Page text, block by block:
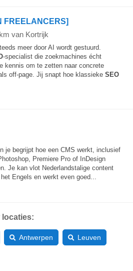
FREELANCERS]
van Kortrijk
meer door AI wordt gestuurd.
-specialist die zoekmachines écht
kennis om te zetten naar concrete
off-page. Jij snapt hoe klassieke SEO
je begrijpt hoe een CMS werkt, inclusief
Premiere Pro of InDesign
Je kan vlot Nederlandstalige content
Engels en werkt even goed...
locaties:
Antwerpen Leuven